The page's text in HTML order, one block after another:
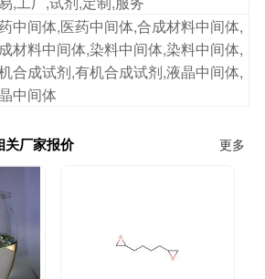
中间体,医药中间体,合成材料中间体,
材料中间体,染料中间体,染料中间体,
合成试剂,有机合成试剂,液晶中间体,
中间体
关厂家报价 更多